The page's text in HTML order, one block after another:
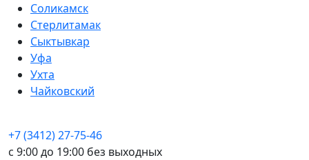
Соликамск
Стерлитамак
Сыктывкар
Уфа
Ухта
Чайковский
+7 (3412) 27-75-46
c 9:00 до 19:00 без выходных